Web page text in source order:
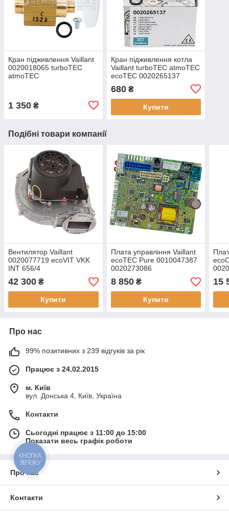
Кран підживлення Vaillant
0020018065 turboTEC
atmoTEC
1 350 ₴
Кран підживлення котла
Vaillant turboTEC atmoTEC
ecoTEC 0020265137
680₴
Купити
Подібні товари компанії
Вентилятор Vaillant
0020077719 ecoVIT VKK
INT 656/4
42 300 ₴
Купити
Плата управління Vaillant
ecoTEC Pure 0010047387
0020273086
8 850₴
Купити
15
Про нас
99% позитивних з 239 відгуків за рік
Працює з 24.02.2015
м. Київ
вул. Донська 4, Київ, Україна
Контакти
Сьогодні працює з 11:00 до 15:00
Показати весь графік роботи
Про нас
Контакти
КНОПКА
ЗВ'ЯЗКУ